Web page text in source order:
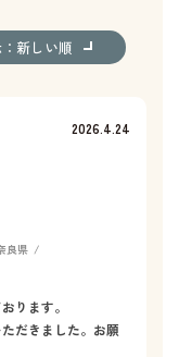
新しい順
2026.4.24
良県
ります。
だきました。お願